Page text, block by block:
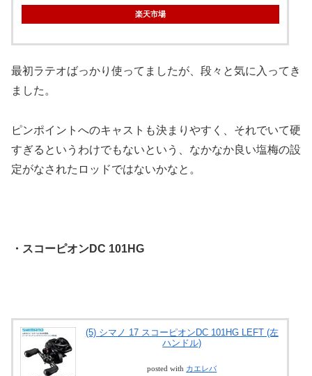
楽天市場
最初ラテオばっかり使ってましたが、段々と気に入ってき
ました。
ピンポイントへのキャストも決まりやすく、それでいて硬
すぎるというわけでもないという、なかなか良い塩梅の設
定がなされたロッドではないかなと。
・スコーピオンDC 101HG
(5) シマノ 17 スコーピオンDC 101HG LEFT (左
ハンドル)
posted with カエレバ